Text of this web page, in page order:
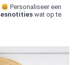
Personaliseer een
lesnotities wat op te